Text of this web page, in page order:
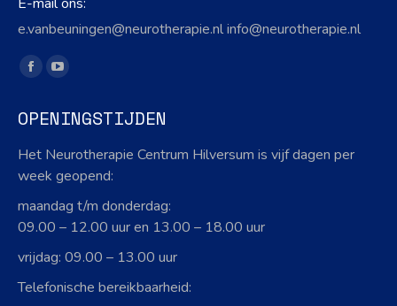
e.vanbeuningen@neurotherapie.nl info@neurotherapie.nl
Vind ons op:
Facebook
opens
in
new
YouTube
opens
new
OPENINGSTIJDEN
Het Neurotherapie Centrum Hilversum is vijf dagen per
week geopend:
maandag t/m donderdag:
09.00 – 12.00 uur en 13.00 – 18.00 uur
vrijdag: 09.00 – 13.00 uur
Telefonische bereikbaarheid: